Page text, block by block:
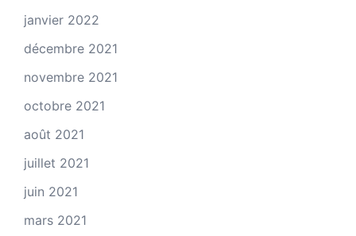
janvier 2022
décembre 2021
novembre 2021
octobre 2021
août 2021
juillet 2021
juin 2021
mars 2021